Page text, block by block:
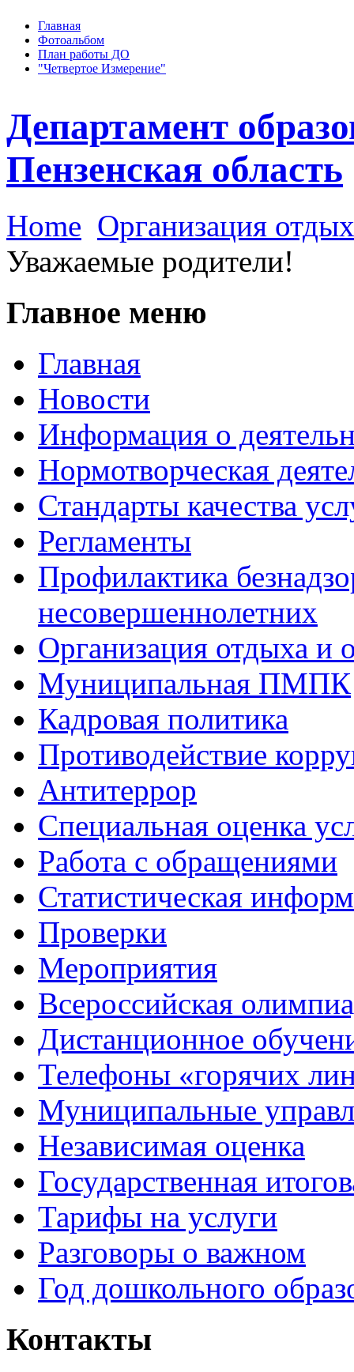
Главная
Фотоальбом
План работы ДО
"Четвертое Измерение"
Департамент
Пензенская область
Home Организация
Уважаемые родители!
Главное меню
Главная
Новости
Информация о
Нормотворческая
Стандарты качества
Регламенты
Профилактика
несовершеннолетних
Организация отдыха и
Муниципальная ПМПК
Кадровая политика
Противодействие
Антитеррор
Специальная оценка
Работа с обращениями
Статистическая
Проверки
Мероприятия
Всероссийская
Дистанционное
Телефоны «горячих
Муниципальные
Независимая оценка
Государственная
Тарифы на услуги
Разговоры о важном
Год дошкольного
Контакты